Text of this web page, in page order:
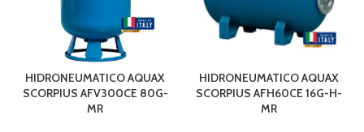
HIDRONEUMATICO AQUAX
SCORPIUS AFV300CE 80G-
MR
HIDRONEUMATICO AQUAX
SCORPIUS AFH60CE 16G-H-
MR